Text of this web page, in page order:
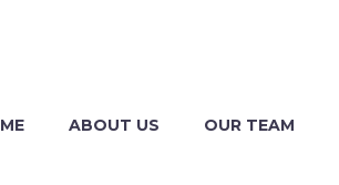
ABOUT US OUR TEAM